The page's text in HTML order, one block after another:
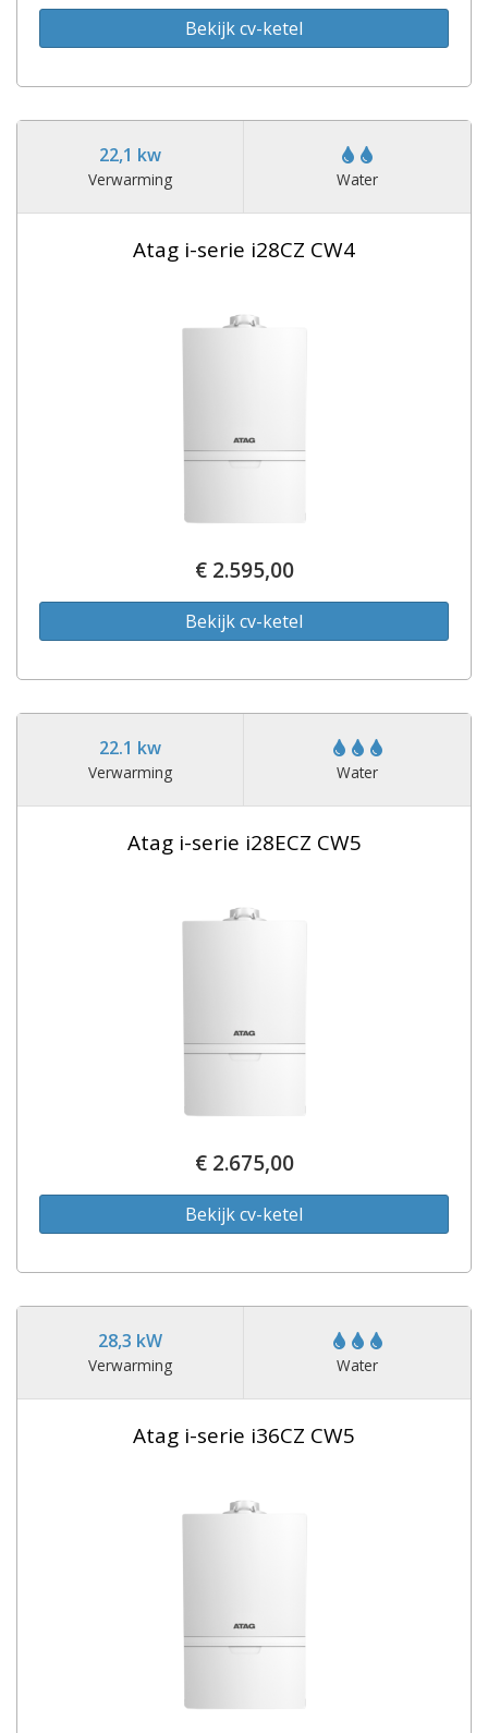
Bekijk cv-ketel
22,1 kw
Verwarming Water
Atag i-serie i28CZ CW4
€ 2.595,00
Bekijk cv-ketel
22.1 kw
Verwarming Water
Atag i-serie i28ECZ CW5
€ 2.675,00
Bekijk cv-ketel
28,3 kW
Verwarming Water
Atag i-serie i36CZ CW5